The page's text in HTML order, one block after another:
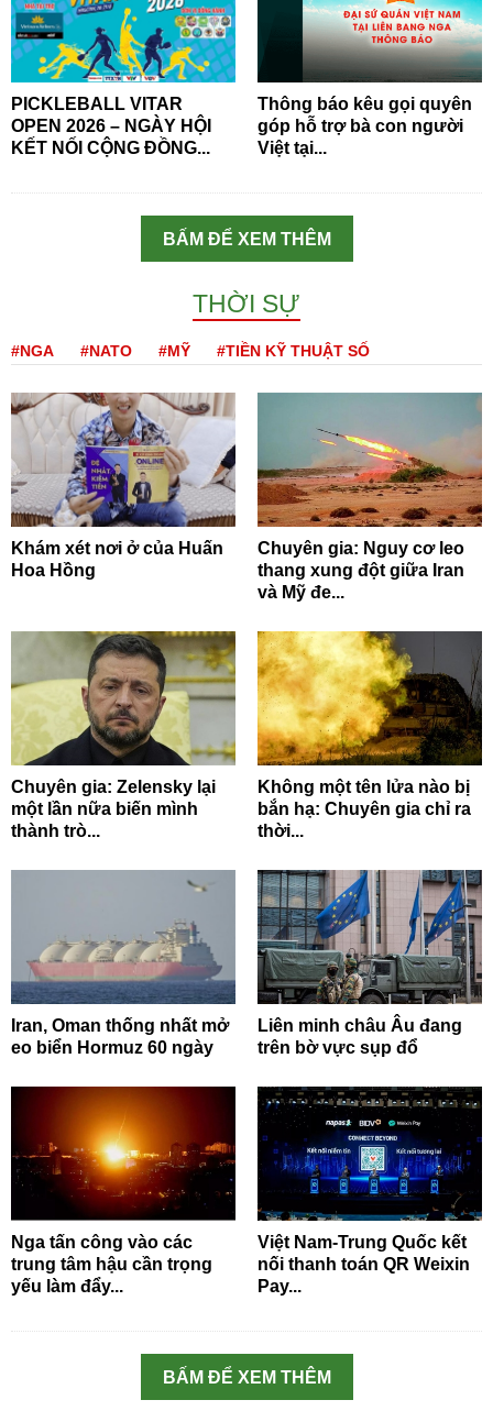
PICKLEBALL VITAR
OPEN 2026 – NGÀY HỘI
KẾT NỐI CỘNG ĐỒNG...
Thông báo kêu gọi quyên
góp hỗ trợ bà con người
Việt tại...
BẤM ĐỂ XEM THÊM
THỜI SỰ
#NGA #NATO #MỸ #TIỀN KỸ THUẬT SỐ
Khám xét nơi ở của Huấn
Hoa Hồng
Chuyên gia: Nguy cơ leo
thang xung đột giữa Iran
và Mỹ đe...
Chuyên gia: Zelensky lại
một lần nữa biến mình
thành trò...
Không một tên lửa nào bị
bắn hạ: Chuyên gia chỉ ra
thời...
Iran, Oman thống nhất mở
eo biển Hormuz 60 ngày
Liên minh châu Âu đang
trên bờ vực sụp đổ
Nga tấn công vào các
trung tâm hậu cần trọng
yếu làm đẩy...
Việt Nam-Trung Quốc kết
nối thanh toán QR Weixin
Pay...
BẤM ĐỂ XEM THÊM